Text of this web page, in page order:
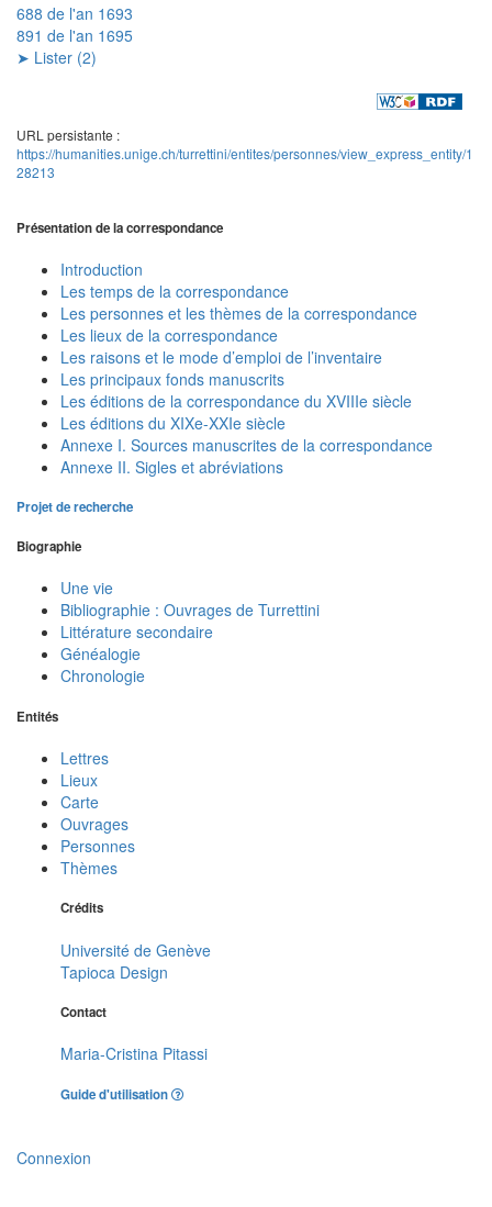
688 de l'an 1693
891 de l'an 1695
➤ Lister (2)
URL persistante :
https://humanities.unige.ch/turrettini/entites/personnes/view_express_entity/1
28213
Présentation de la correspondance
Introduction
Les temps de la correspondance
Les personnes et les thèmes de la correspondance
Les lieux de la correspondance
Les raisons et le mode d’emploi de l’inventaire
Les principaux fonds manuscrits
Les éditions de la correspondance du XVIIIe siècle
Les éditions du XIXe-XXIe siècle
Annexe I. Sources manuscrites de la correspondance
Annexe II. Sigles et abréviations
Projet de recherche
Biographie
Une vie
Bibliographie : Ouvrages de Turrettini
Littérature secondaire
Généalogie
Chronologie
Entités
Lettres
Lieux
Carte
Ouvrages
Personnes
Thèmes
Crédits
Université de Genève
Tapioca Design
Contact
Maria-Cristina Pitassi
Guide d'utilisation
Connexion